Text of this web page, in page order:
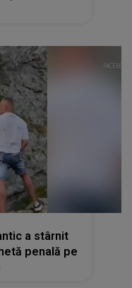
a stârnit
penală pe